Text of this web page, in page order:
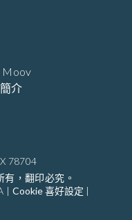
78704
，翻印必究。
| Cookie 喜好設定 |
Moov
介